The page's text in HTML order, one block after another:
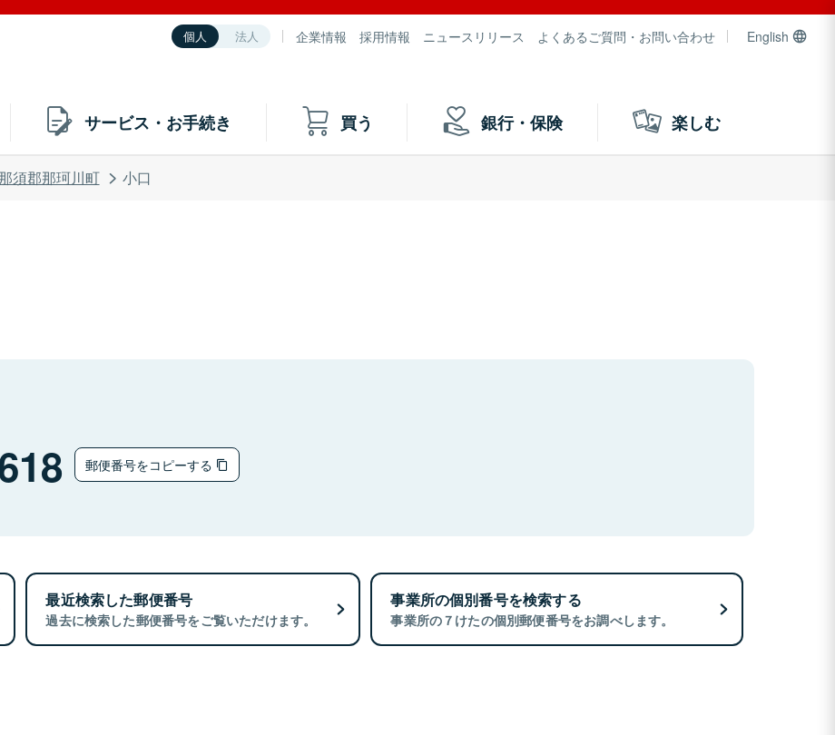
個人 法人 企業情報 採用情報 ニュースリリース よくあるご質問・お問い合わせ English
サービス・お手続き 買う 銀行・保険 楽しむ
須郡那珂川町 小口
郵便番号をコピーする
最近検索した郵便番号
過去に検索した郵便番号をご覧いただけます。
事業所の個別番号を検索する
事業所の７けたの個別郵便番号をお調べします。